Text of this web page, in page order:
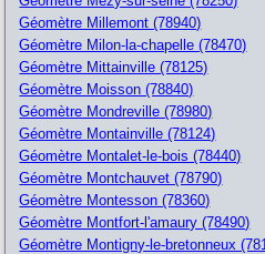
Géomètre Millemont (78940)
Géomètre Milon-la-chapelle (78470)
Géomètre Mittainville (78125)
Géomètre Moisson (78840)
Géomètre Mondreville (78980)
Géomètre Montainville (78124)
Géomètre Montalet-le-bois (78440)
Géomètre Montchauvet (78790)
Géomètre Montesson (78360)
Géomètre Montfort-l'amaury (78490)
Géomètre Montigny-le-bretonneux